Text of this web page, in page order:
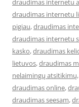
draudimas internetu
draudimas internetu
pigiau,draudimas
draudimas internetu
kasko,draudimas
lietuvos,draudimas
nelaimingų atsitikimų,
draudimas online,
draudimas seesam,